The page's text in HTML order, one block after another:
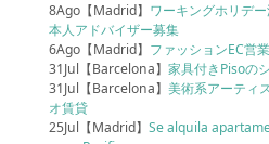
8Ago【Madrid】 ワーキングホリデ
本人アドバイザー募集
6Ago【Madrid】 ファッションEC営
31Jul【Barcelona】家具付きPisoの
31Jul【Barcelona】美術系アーティ
オ賃貸
25Jul【Madrid】Se alquila